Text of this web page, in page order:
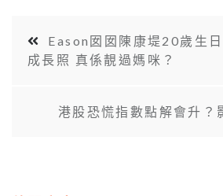
Eason囡囡陳康堤20歲生
成長照 真係靚過媽咪？
港股恐慌指數點解會升？